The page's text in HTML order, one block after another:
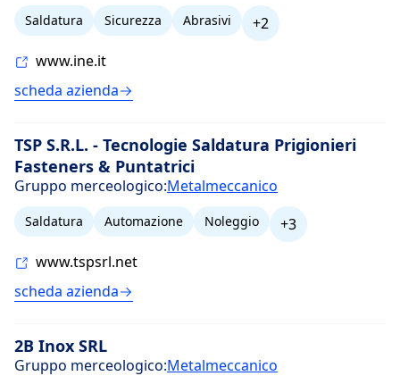
Saldatura Sicurezza Abrasivi
+2
www.ine.it
scheda azienda
TSP S.R.L. - Tecnologie Saldatura Prigionieri
Fasteners & Puntatrici
Gruppo merceologico:Metalmeccanico
Saldatura Automazione Noleggio
+3
www.tspsrl.net
scheda azienda
2B Inox SRL
Gruppo merceologico:Metalmeccanico